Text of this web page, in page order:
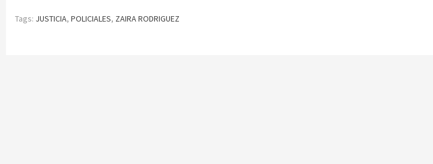
Tags: JUSTICIA, POLICIALES, ZAIRA RODRIGUEZ